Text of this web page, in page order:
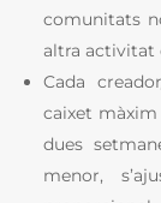
comunitats
altra activitat
Cada
caixet màxim
dues
menor,